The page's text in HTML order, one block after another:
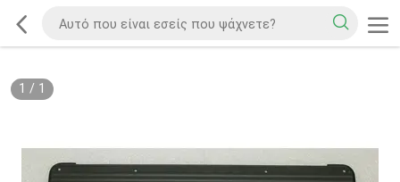
1 / 1